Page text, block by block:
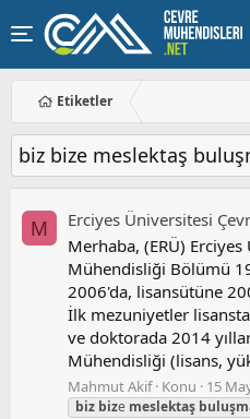
Etiketler
biz bize meslektaş
M
Erciyes Üniversitesi
Merhaba, (ERÜ)
Mühendisliği Bölümü
2006'da, lisansütüne
İlk mezuniyetler
ve doktorada 2014
Mühendisliği (lisans,
Mahmut Akif Konu 15
biz bize meslektaş